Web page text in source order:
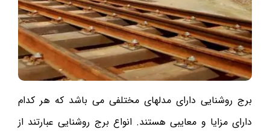
برج روشنایی دارای مدلهای مختلفی می باشد که هر کدام
دارای مزایا و معایبی هستند. انواع برج روشنایی عبارتند از